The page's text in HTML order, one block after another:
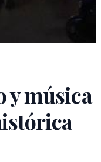
y música